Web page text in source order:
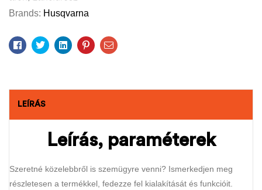
Brands: Husqvarna
Facebook
TwitterLinkedinPinterestEmail
LEÍRÁS
Leírás, paraméterek
Szeretné közelebbről is szemügyre venni? Ismerkedjen meg
részletesen a termékkel, fedezze fel kialakítását és funkcióit.